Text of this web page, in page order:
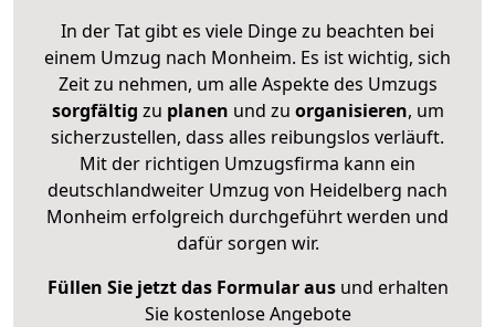
In der Tat gibt es viele Dinge zu beachten bei
einem Umzug nach Monheim. Es ist wichtig, sich
Zeit zu nehmen, um alle Aspekte des Umzugs
sorgfältig zu planen und zu organisieren, um
sicherzustellen, dass alles reibungslos verläuft.
Mit der richtigen Umzugsfirma kann ein
deutschlandweiter Umzug von Heidelberg nach
Monheim erfolgreich durchgeführt werden und
dafür sorgen wir.
Füllen Sie jetzt das Formular ausund erhalten
Sie kostenlose Angebote